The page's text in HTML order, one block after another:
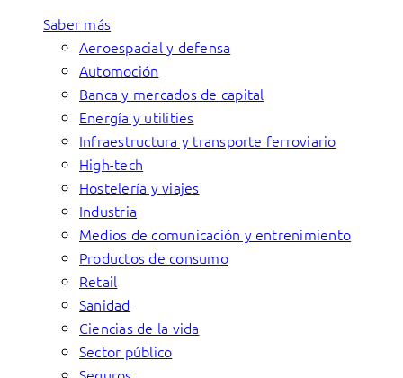
Saber más
Aeroespacial y defensa
Automoción
Banca y mercados de capital
Energía y utilities
Infraestructura y transporte ferroviario
High-tech
Hostelería y viajes
Industria
Medios de comunicación y entrenimiento
Productos de consumo
Retail
Sanidad
Ciencias de la vida
Sector público